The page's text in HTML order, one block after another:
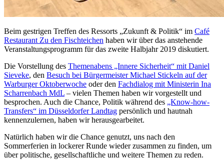
Beim gestrigen Treffen des Ressorts „Zukunft & Politik“ im Café
Restaurant Zu den Fischteichen haben wir über das anstehende
Veranstaltungsprogramm für das zweite Halbjahr 2019 diskutiert.
Die Vorstellung des Themenabens „Innere Sicherheit“ mit Daniel
Sieveke, den Besuch bei Bürgermeister Michael Stickeln auf der
Warburger Oktoberwoche oder den Fachdialog mit Ministerin Ina
Scharrenbach MdL – vielen Themen haben wir vorgestellt und
besprochen. Auch die Chance, Politik während des „Know-how-
Transfers“ im Düsseldorfer Landtag persönlich und hautnah
kennenzulernen, haben wir herausgearbeitet.
Natürlich haben wir die Chance genutzt, uns nach den
Sommerferien in lockerer Runde wieder zusammen zu finden, um
über politische, gesellschaftliche und weitere Themen zu reden.